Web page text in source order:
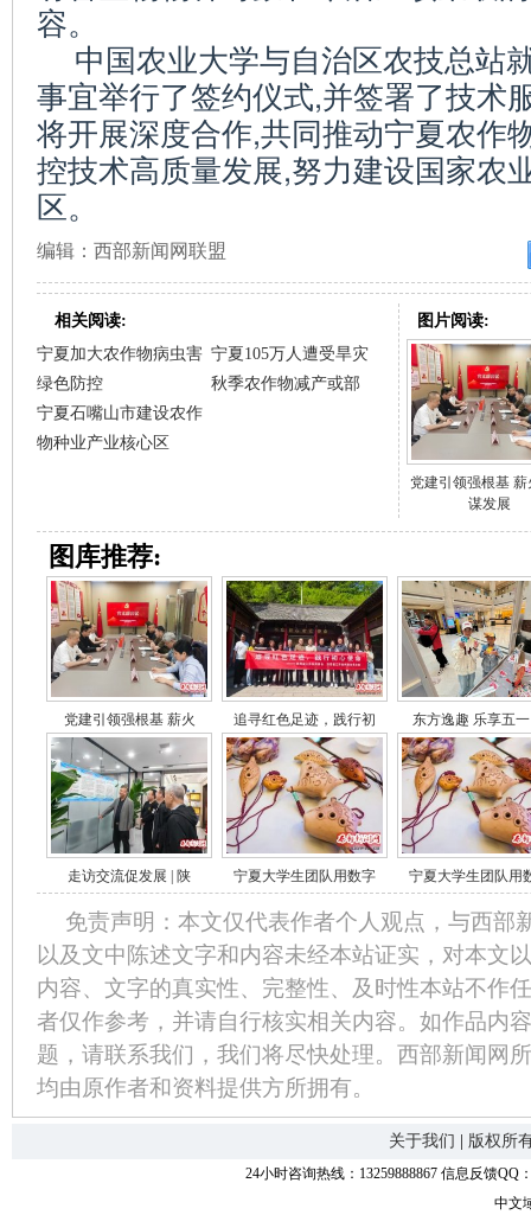
容。
中国农业大学与自治区农技总站
事宜举行了签约仪式,并签署了技术
将开展深度合作,共同推动宁夏农作
控技术高质量发展,努力建设国家农
区。
编辑：西部新闻网联盟
相关阅读:
宁夏加大农作物病虫害
绿色防控
宁夏105万人遭受旱灾
秋季农作物减产或部
宁夏石嘴山市建设农作
物种业产业核心区
图片阅读:
党建引领强根基 薪
谋发展
图库推荐:
党建引领强根基 薪火 追寻红色足迹，践行初 东方逸趣 乐享五
走访交流促发展 | 陕 宁夏大学生团队用数字 宁夏大学生团队用
免责声明：本文仅代表作者个人观点，与西部
以及文中陈述文字和内容未经本站证实，对本文
内容、文字的真实性、完整性、及时性本站不作
者仅作参考，并请自行核实相关内容。如作品内
题，请联系我们，我们将尽快处理。西部新闻网
均由原作者和资料提供方所拥有。
关于我们 版权所
24小时咨询热线：13259888867 信息反馈QQ
中文